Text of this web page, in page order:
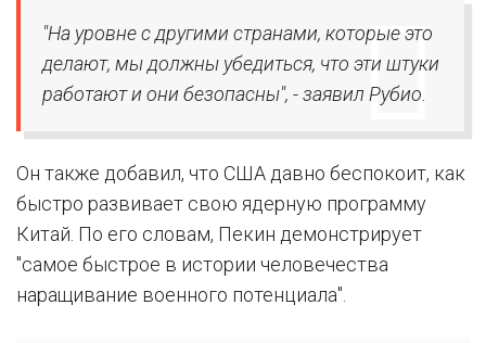
"На уровне с другими странами, которые это
делают, мы должны убедиться, что эти штуки
работают и они безопасны", - заявил Рубио.
Он также добавил, что США давно беспокоит, как
быстро развивает свою ядерную программу
Китай. По его словам, Пекин демонстрирует
"самое быстрое в истории человечества
наращивание военного потенциала".